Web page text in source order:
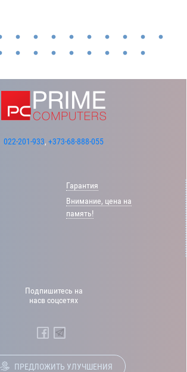
022-201-933, +373-68-888-055
Гарантия
Внимание, цена на
память!
Подпишитесь на
насв соцсетях
ПРЕДЛОЖИТЬ УЛУЧШЕНИЯ